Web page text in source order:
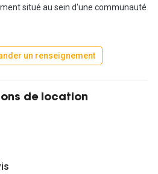
situé au sein d'une communauté
ville rose, et plus précisément dans
est parfaitement desservi par
tout équipé, les locataires ont accès
recevoir vos rendez-vous
une pause.
Wi-Fi, d'une imprimante
casier fermé.
un renseignement
de location